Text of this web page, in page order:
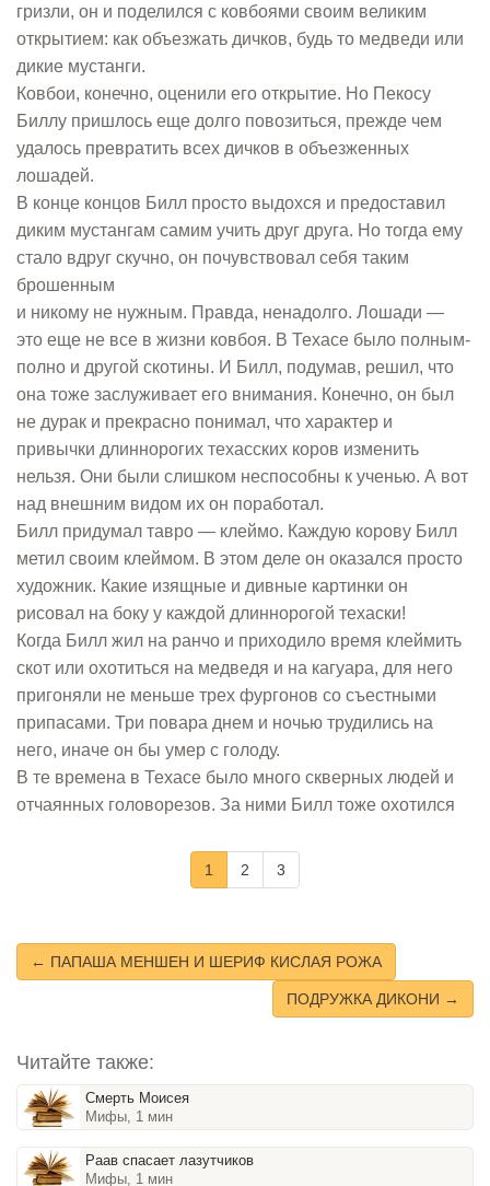
гризли, он и поделился с ковбоями своим великим
открытием: как объезжать дичков, будь то медведи или
дикие мустанги.
Ковбои, конечно, оценили его открытие. Но Пекосу
Биллу пришлось еще долго повозиться, прежде чем
удалось превратить всех дичков в объезженных
лошадей.
В конце концов Билл просто выдохся и предоставил
диким мустангам самим учить друг друга. Но тогда ему
стало вдруг скучно, он почувствовал себя таким
брошенным
и никому не нужным. Правда, ненадолго. Лошади —
это еще не все в жизни ковбоя. В Техасе было полным-
полно и другой скотины. И Билл, подумав, решил, что
она тоже заслуживает его внимания. Конечно, он был
не дурак и прекрасно понимал, что характер и
привычки длиннорогих техасских коров изменить
нельзя. Они были слишком неспособны к ученью. А вот
над внешним видом их он поработал.
Билл придумал тавро — клеймо. Каждую корову Билл
метил своим клеймом. В этом деле он оказался просто
художник. Какие изящные и дивные картинки он
рисовал на боку у каждой длиннорогой техаски!
Когда Билл жил на ранчо и приходило время клеймить
скот или охотиться на медведя и на кагуара, для него
пригоняли не меньше трех фургонов со съестными
припасами. Три повара днем и ночью трудились на
него, иначе он бы умер с голоду.
В те времена в Техасе было много скверных людей и
отчаянных головорезов. За ними Билл тоже охотился
1 2 3
← ПАПАША МЕНШЕН И ШЕРИФ КИСЛАЯ РОЖА
ПОДРУЖКА ДИКОНИ →
Читайте также:
Смерть Моисея
Мифы, 1 мин
Раав спасает лазутчиков
Мифы, 1 мин